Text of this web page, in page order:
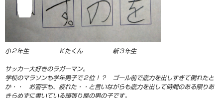
小２年生 Ｋたくん 新３年生
サッカー大好きのラガーマン。
学校のマラソンも学年男子で２位！？ ゴール前で底力を出しすぎて倒れたと
か・・ お習字も、疲れた・・と言いながらも底力を出して時間のある限りあ
きらめずに書いている頑張り屋の男の子です。